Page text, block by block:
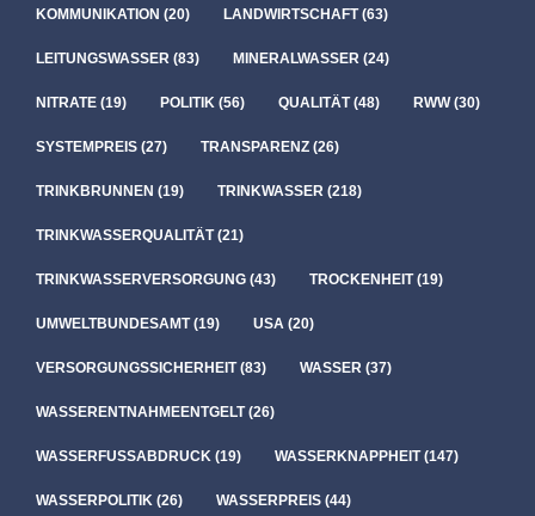
KOMMUNIKATION (20) LANDWIRTSCHAFT(63)
LEITUNGSWASSER (83) MINERALWASSER (24)
NITRATE (19) POLITIK (56) QUALITÄT(48) RWW(30)
SYSTEMPREIS (27) TRANSPARENZ (26)
TRINKBRUNNEN (19) TRINKWASSER (218)
TRINKWASSERQUALITÄT(21)
TRINKWASSERVERSORGUNG (43) TROCKENHEIT(19)
UMWELTBUNDESAMT(19) USA (20)
VERSORGUNGSSICHERHEIT(83) WASSER (37)
WASSERENTNAHMEENTGELT(26)
WASSERFUSSABDRUCK (19) WASSERKNAPPHEIT(147)
WASSERPOLITIK (26) WASSERPREIS (44)